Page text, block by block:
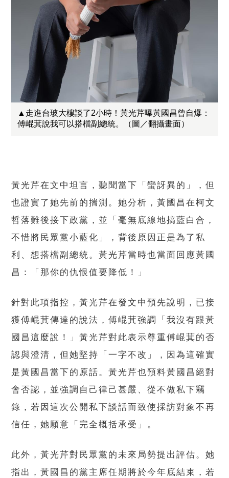
▲走進台玻大樓談了2小時！黃光芹曝黃國昌曾自爆：
傅崐萁說我可以搭檔副總統。（圖／翻攝畫面）
黃光芹在文中坦言，聽聞當下「蠻訝異的」，但
也證實了她先前的揣測。她分析，黃國昌在柯文
哲落難後接下政黨，並「毫無底線地搞藍白合，
不惜將民眾黨小藍化」，背後原因正是為了私
利、想搭檔副總統。黃光芹當時也當面回應黃國
昌：「那你的仇恨值要降低！」
針對此項指控，黃光芹在發文中預先說明，已接
獲傅崐萁傳達的說法，傅崐萁強調「我沒有跟黃
國昌這麼說！」黃光芹對此表示尊重傅崐萁的否
認與澄清，但她堅持「一字不改」，因為這確實
是黃國昌當下的原話。黃光芹也預料黃國昌絕對
會否認，並強調自己律己甚嚴、從不做私下竊
錄，若因這次公開私下談話而致使採訪對象不再
信任，她願意「完全概括承受」。
此外，黃光芹對民眾黨的未來局勢提出評估。她
指出，黃國昌的黨主席任期將於今年底結束，若